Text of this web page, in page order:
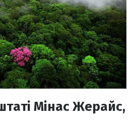
Мінас Жерайс,